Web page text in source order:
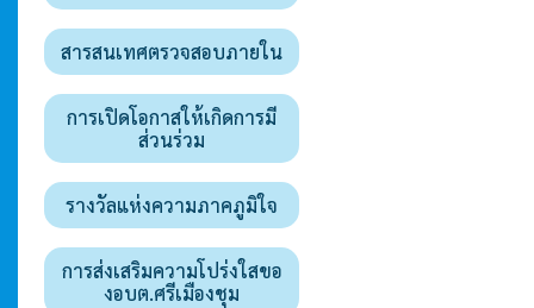
สารสนเทศตรวจสอบภายใน
การเปิดโอกาสให้เกิดการมี
ส่วนร่วม
รางวัลแห่งความภาคภูมิใจ
การส่งเสริมความโปร่งใสขอ
งอบต.ศรีเมืองชุม